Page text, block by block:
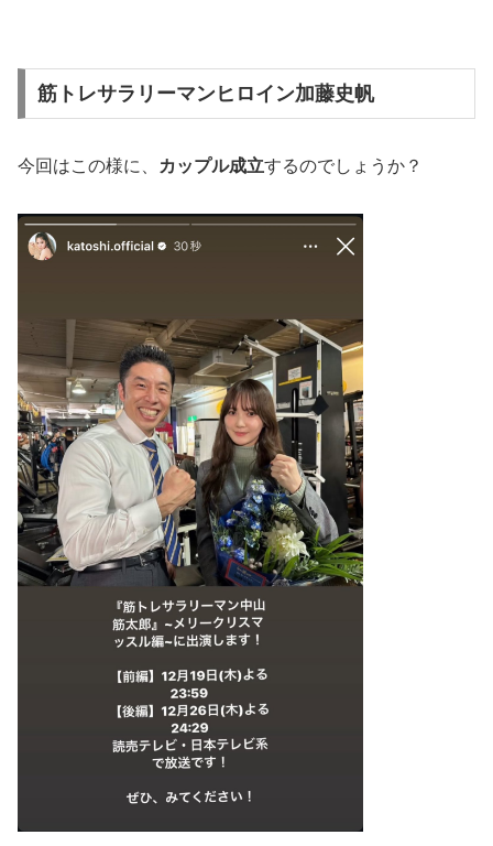
筋トレサラリーマンヒロイン加藤史帆
今回はこの様に、 カップル成立するのでしょうか？